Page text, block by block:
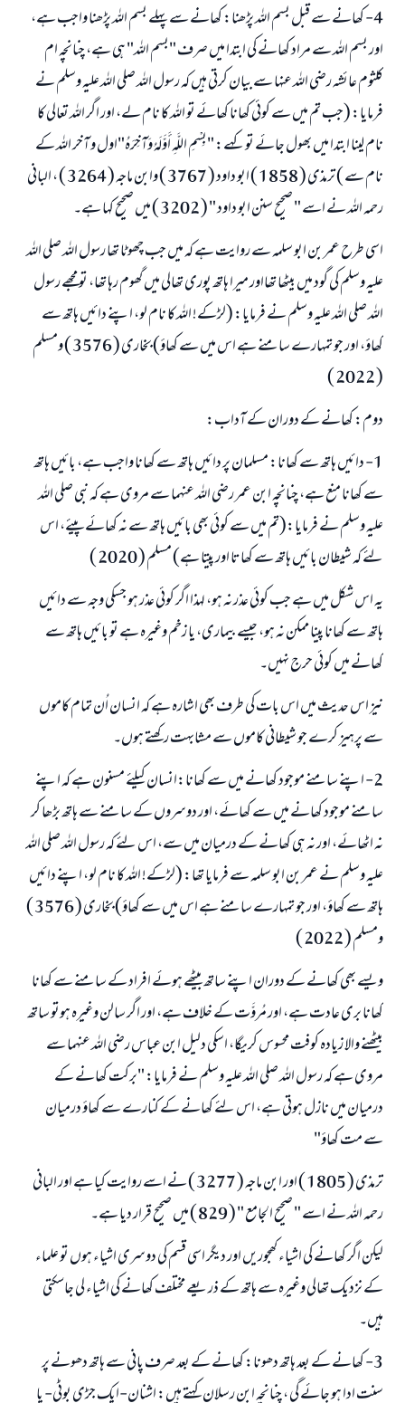
4- کھانے سے قبل بسم اللہ پڑھنا: کھانے سے پہلے بسم اللہ پڑھنا واجب ہے،
اور بسم اللہ سے مراد کھانے کی ابتدا میں صرف "بسم اللہ" ہی ہے، چنانچہ ام
کلثوم عائشہ رضی اللہ عنہا سے بیان کرتی ہیں کہ رسول اللہ صلی اللہ علیہ وسلم نے
فرمایا: (جب تم میں سے کوئی کھانا کھائے تو اللہ کا نام لے، اور اگر اللہ تعالی کا
نام لینا ابتدا میں بھول جائے تو کہے: "بِسْمِ اللَّهِ أَوَّلَهُ وَآخِرَهُ"اول و آخر اللہ کے
نام سے ) ترمذی ( 1858 ) ابو داود ( 3767 ) وابن ماجه ( 3264 ) ، البانی
رحمہ اللہ نے اسے " صحيح سنن ابو داود " ( 3202 ) میں صحیح کہا ہے۔
اسی طرح عمر بن ابو سلمہ سے روایت ہے کہ میں جب چھوٹا تھا رسول اللہ صلی اللہ
علیہ وسلم کی گود میں بیٹھا تھااور میرا ہاتھ پوری تھالی میں گھوم رہا تھا، تو مجھے رسول
اللہ صلی اللہ علیہ وسلم نے فرمایا: (لڑکے! اللہ کا نام لو، اپنے دائیں ہاتھ سے
کھاؤ، اور جو تمہارے سامنے ہے اس میں سے کھاؤ) بخاری ( 3576 ) ومسلم
( 2022 )
دوم: کھانے کے دوران کے آداب:
1- دائیں ہاتھ سے کھانا: مسلمان پر دائیں ہاتھ سے کھانا واجب ہے، بائیں ہاتھ
سے کھانا منع ہے، چنانچہ ابن عمر رضی اللہ عنہما سے مروی ہے کہ نبی صلی اللہ
علیہ وسلم نے فرمایا:(تم میں سے کوئی بھی بائیں ہاتھ سے نہ کھائےپیئے، اس
لئے کہ شیطان بائیں ہاتھ سے کھاتا اور پیتا ہے) مسلم ( 2020 )
یہ اس شکل میں ہے جب کوئی عذر نہ ہو، لہذا اگر کوئی عذر ہو جسکی وجہ سے دائیں
ہاتھ سے کھانا پینا ممکن نہ ہو، جیسے بیماری، یا زخم وغیرہ ہے تو بائیں ہاتھ سے
کھانے میں کوئی حرج نہیں۔
نیز اس حدیث میں اس بات کی طرف بھی اشارہ ہے کہ انسان اُن تمام کاموں
سے پرہیز کرے جو شیطانی کاموں سے مشابہت رکھتے ہوں۔
2- اپنے سامنے موجود کھانے میں سے کھانا:انسان کیلئے مسنون ہے کہ اپنے
سامنے موجود کھانے میں سے کھائے، اور دوسروں کے سامنے سے ہاتھ بڑھا کر
نہ اٹھائے، اور نہ ہی کھانے کے درمیان میں سے، اس لئے کہ رسول اللہ صلی اللہ
علیہ وسلم نے عمر بن ابو سلمہ سے فرمایا تھا: (لڑکے! اللہ کا نام لو، اپنے دائیں
ہاتھ سے کھاؤ، اور جو تمہارے سامنے ہے اس میں سے کھاؤ) بخاری ( 3576 )
ومسلم ( 2022 )
ویسے بھی کھانے کے دوران اپنے ساتھ بیٹھے ہوئے افراد کے سامنے سے کھانا
کھانا بری عادت ہے، اور مُروَّت کے خلاف ہے، اور اگر سالن وغیرہ ہوتو ساتھ
بیٹھنے والا زیادہ کوفت محسوس کریگا، اسکی دلیل ابن عباس رضی اللہ عنہما سے
مروی ہے کہ رسول اللہ صلی اللہ علیہ وسلم نے فرمایا: "برکت کھانے کے
درمیان میں نازل ہوتی ہے، اس لئے کھانے کے کنارے سے کھاؤ درمیان
سے مت کھاؤ"
ترمذی ( 1805 ) اور ابن ماجہ ( 3277 ) نے اسے روایت کیا ہے اور البانی
رحمہ اللہ نے اسے " صحيح الجامع " ( 829 ) میں صحیح قرار دیا ہے۔
لیکن اگر کھانے کی اشیاء کھجوریں اور دیگر اسی قسم کی دوسری اشیاء ہوں تو علماء
کے نزدیک تھالی وغیرہ سے ہاتھ کے ذریعے مختلف کھانے کی اشیاء لی جاسکتی
ہیں۔
3- کھانے کے بعد ہاتھ دھونا: کھانے کے بعد صرف پانی سے ہاتھ دھونے پر
سنت ادا ہو جائے گی ، چنانچہ ابن رسلان کہتے ہیں: اشنان-ایک جڑی بوٹی- یا